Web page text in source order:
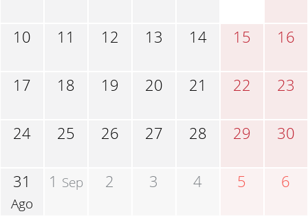
10 11 12 13 14 15 16
17 18 19 20 21 22 23
24 25 26 27 28 29 30
31
Ago
1 Sep 2 3 4 5 6